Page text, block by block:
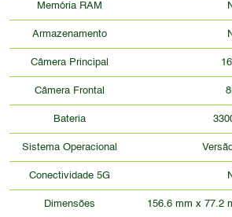
Memória RAM
Armazenamento
Câmera Principal
Câmera Frontal
Bateria
Sistema Operacional
Conectividade 5G
Dimensões 156.6 mm x 77.2